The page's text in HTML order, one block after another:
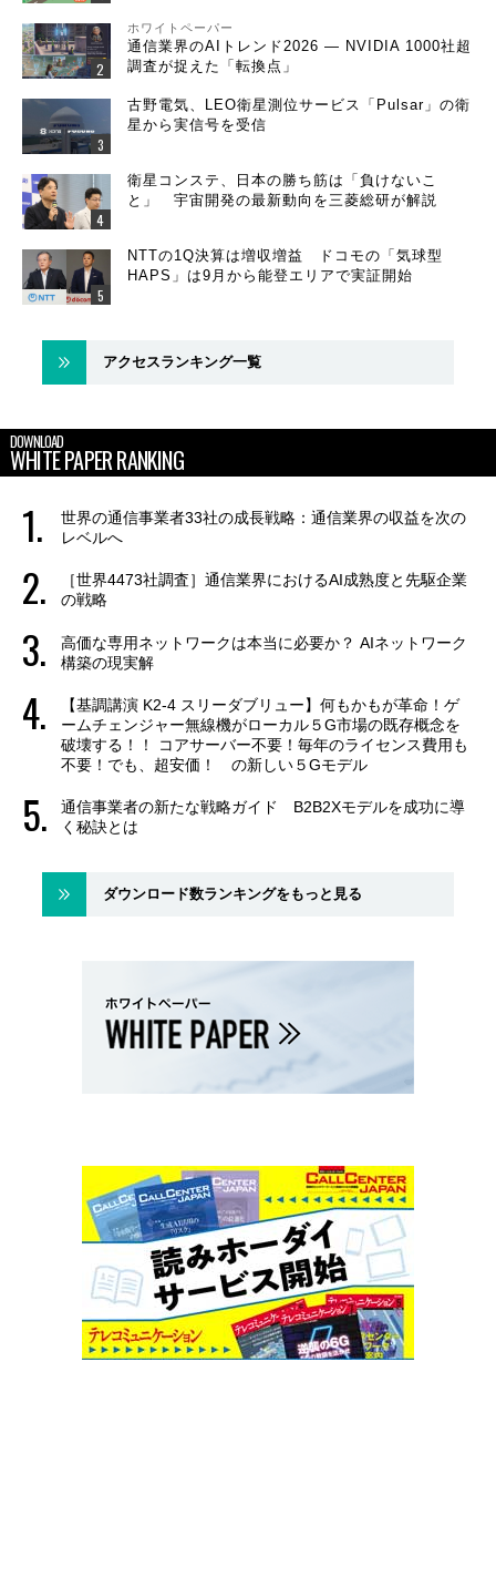
ホワイトペーパー
通信業界のAIトレンド2026 ― NVIDIA 1000社超
調査が捉えた「転換点」
古野電気、LEO衛星測位サービス「Pulsar」の衛
星から実信号を受信
衛星コンステ、日本の勝ち筋は「負けないこ
と」 宇宙開発の最新動向を三菱総研が解説
NTTの1Q決算は増収増益 ドコモの「気球型
HAPS」は9月から能登エリアで実証開始
アクセスランキング一覧
DOWNLOAD
WHITE PAPER RANKING
世界の通信事業者33社の成長戦略：通信業界の収益を次の
レベルへ
［世界4473社調査］通信業界におけるAI成熟度と先駆企業
の戦略
高価な専用ネットワークは本当に必要か？ AIネットワーク
構築の現実解
【基調講演 K2-4 スリーダブリュー】何もかもが革命！ゲ
ームチェンジャー無線機がローカル５G市場の既存概念を
破壊する！！ コアサーバー不要！毎年のライセンス費用も
不要！でも、超安価！ の新しい５Gモデル
通信事業者の新たな戦略ガイド B2B2Xモデルを成功に導
く秘訣とは
ダウンロード数ランキングをもっと見る